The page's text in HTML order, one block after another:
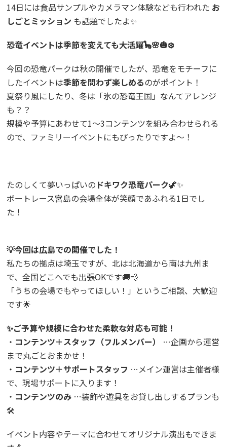
14日には食品サンプルやカメラマン体験なども行われた お
しごとミッション も話題でしたよ✨
恐竜イベントは季節を変えても大活躍🦕🌸🎃❄️
今回の恐竜パークは秋の開催でしたが、恐竜をモチーフに
したイベントは季節を問わず楽しめるのがポイント！
夏祭り風にしたり、冬は「氷の恐竜王国」なんてアレンジ
も？？
規模や予算にあわせて1〜3コンテンツを組み合わせられる
ので、ファミリーイベントにもぴったりですよ〜！
たのしくて夢いっぱいの ドキワク恐竜パーク🦖✨
ボートレース宮島の会場全体が笑顔であふれる1日でし
た！
💡今回は広島での開催でした！
私たちの拠点は埼玉ですが、北は北海道から南は九州ま
で、全国どこへでも出張OKです🚚💨
「うちの会場でもやってほしい！」というご相談、大歓迎
です🌟
✨ご予算や規模に合わせた柔軟な対応も可能！
・ コンテンツ＋スタッフ（フルメンバー）
…企画から運営
まで丸ごとおまかせ！
・ コンテンツ＋サポートスタッフ …メイン運営は主催者様
で、現場サポートに入ります！
・ コンテンツのみ …装飾や遊具をお貸し出しするプランも
🛠️
イベント内容やテーマに合わせてオリジナル演出もできま